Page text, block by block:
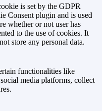
is set by the GDPR
Consent plugin and is used
whether or not user has
to the use of cookies. It
store any personal data.
functionalities like
media platforms, collect